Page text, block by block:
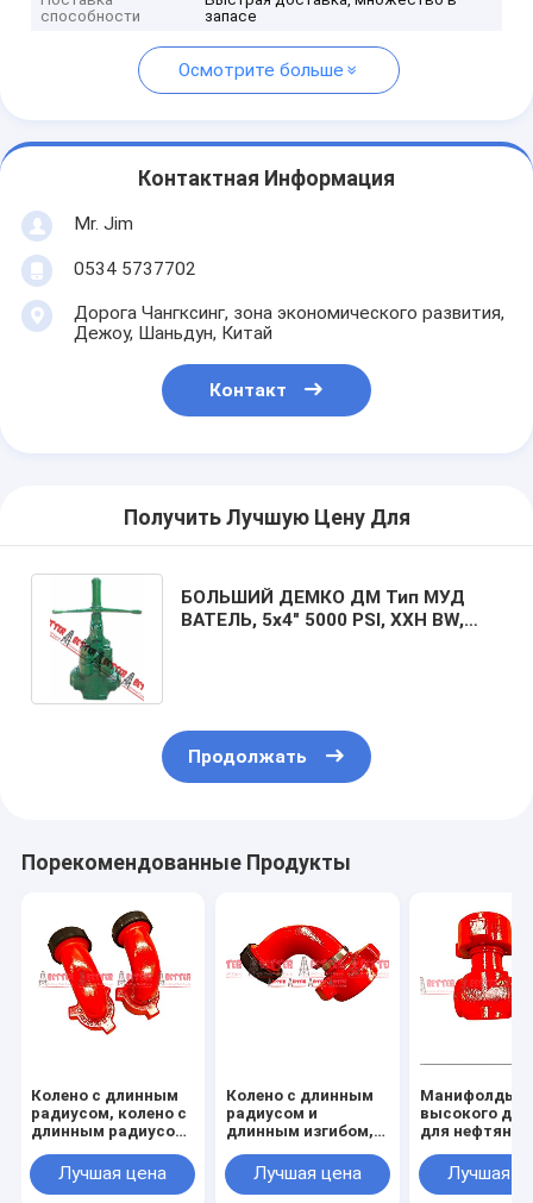
способности
запасе
Осмотрите больше
Контактная Информация
Mr. Jim
0534 5737702
Дорога Чангксинг, зона экономического развития,
Дежоу, Шаньдун, Китай
Контакт
Получить Лучшую Цену Для
БОЛЬШИЙ ДЕМКО ДМ Тип МУД
ВАТЕЛЬ, 5х4" 5000 PSI, XXH BW,
Продолжать
Порекомендованные Продукты
Колено с длинным
радиусом, колено с
длинным радиусом,
цельное колено 90
градусов, Рис. 1502
Лучшая цена
Колено с длинным
радиусом и
длинным изгибом,
фитинги
Лучшая цена
Манифолды
высокого
для
234 дюйма,
Лучшая